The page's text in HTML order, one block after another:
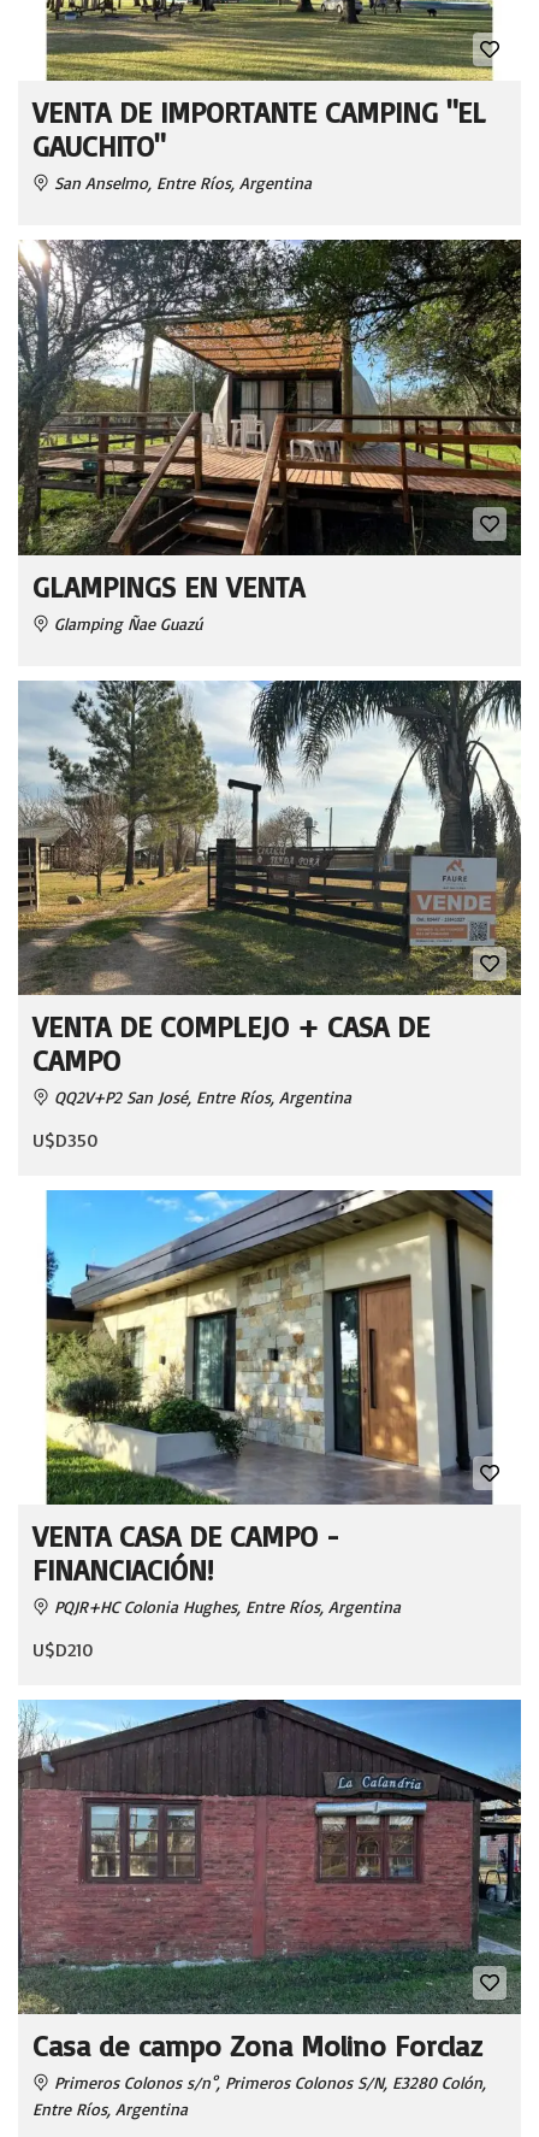
VENTA DE IMPORTANTE CAMPING "EL
GAUCHITO"
San Anselmo, Entre Ríos, Argentina
GLAMPINGS EN VENTA
Glamping Ñae Guazú
VENTA DE COMPLEJO + CASA DE
CAMPO
QQ2V+P2 San José, Entre Ríos, Argentina
U$D350
VENTA CASA DE CAMPO -
FINANCIACIÓN!
PQJR+HC Colonia Hughes, Entre Ríos, Argentina
U$D210
Casa de campo Zona Molino Forclaz
Primeros Colonos s/n°, Primeros Colonos S/N, E3280 Colón,
Entre Ríos, Argentina